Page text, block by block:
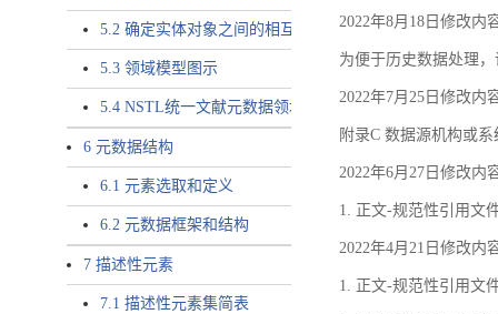
5.2 确定实体对象之间的相互关系，定义实体对象之间的
5.3 领域模型图示
5.4 NSTL统一文献元数据领域模型的验证
6 元数据结构
6.1 元素选取和定义
6.2 元数据框架和结构
7 描述性元素
7.1 描述性元素集简表
2022年8月18日修改内
为便于历史数据处理
2022年7月25日修改内
附录C 数据源机构或
2022年6月27日修改内
1. 正文-规范性引用文
2022年4月21日修改内
1. 正文-规范性引用文